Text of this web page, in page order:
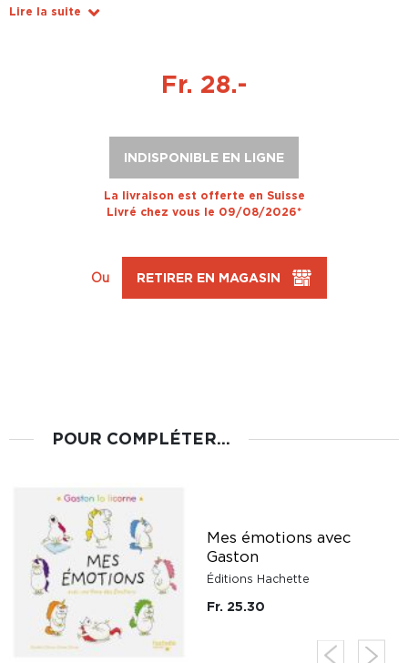
Lire la suite
Fr. 28.-
INDISPONIBLE EN LIGNE
La livraison est offerte en Suisse
Livré chez vous le 09/08/2026*
Ou RETIRER EN MAGASIN
POUR COMPLÉTER...
Mes émotions avec
Gaston
Éditions Hachette
Fr. 25.30